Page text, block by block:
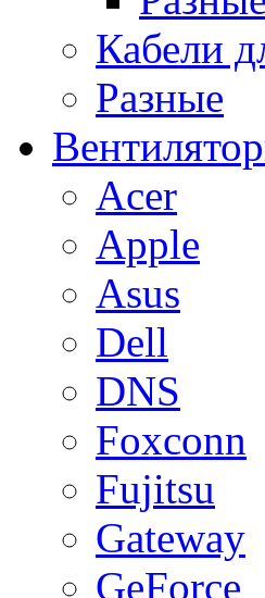
Кабели
Разные
Acer
Apple
Asus
Dell
DNS
Foxconn
Fujitsu
Gateway
GeForce